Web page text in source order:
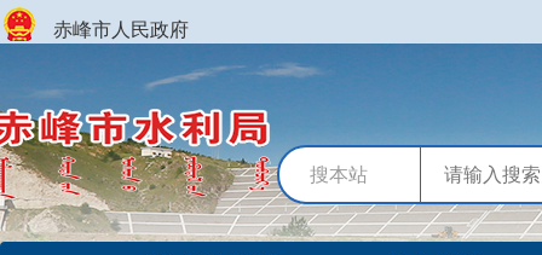
赤峰市人民政府
搜本站